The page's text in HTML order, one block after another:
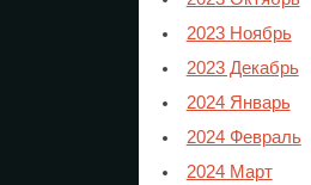
2023 Ноябрь
2023 Декабрь
2024 Январь
2024 Февраль
2024 Март